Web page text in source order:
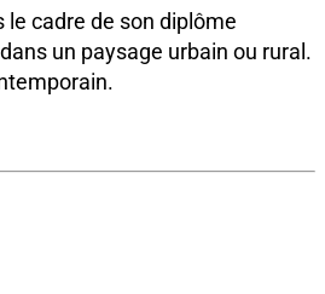
le cadre de son diplôme
un paysage urbain ou rural.